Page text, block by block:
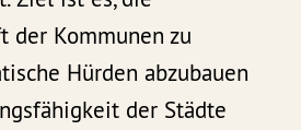
der Kommunen zu
Hürden abzubauen
der Städte